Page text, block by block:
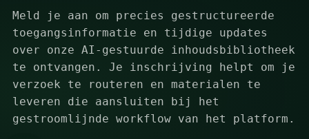
Meld je aan om precies gestructureerde
toegangsinformatie en tijdige updates
over onze AI-gestuurde inhoudsbibliotheek
te ontvangen. Je inschrijving helpt om je
verzoek te routeren en materialen te
leveren die aansluiten bij het
gestroomlijnde workflow van het platform.